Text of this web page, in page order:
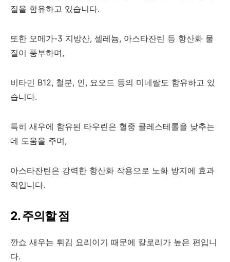
질을 함유하고 있습니다.
또한 오메가-3 지방산, 셀레늄, 아스타잔틴 등 항산화 물
질이 풍부하며,
비타민 B12, 철분, 인, 요오드 등의 미네랄도 함유하고 있
습니다.
특히 새우에 함유된 타우린은 혈중 콜레스테롤을 낮추는
데 도움을 주며,
아스타잔틴은 강력한 항산화 작용으로 노화 방지에 효과
적입니다.
2. 주의할 점
깐쇼 새우는 튀김 요리이기 때문에 칼로리가 높은 편입니
다.